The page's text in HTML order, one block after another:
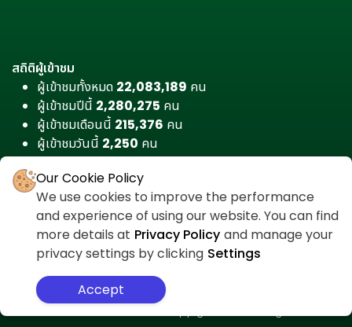
สถิติผู้เข้าชม
ผู้เข้าชมทั้งหมด 22,083,189 คน
ผู้เข้าชมปีนี้ 2,280,275 คน
ผู้เข้าชมเดือนนี้ 215,376 คน
ผู้เข้าชมวันนี้ 2,250 คน
สำหรับเจ้าหน้าที่ ศูนย์ต่อต้านคอร์รัปชัน นโยบายความเป็นส่วนตัว
Our Cookie Policy
We use cookies to improve the performance
and experience of using our website. You can find
more details at Privacy Policy and manage your
privacy settings by clicking Settings
Accept